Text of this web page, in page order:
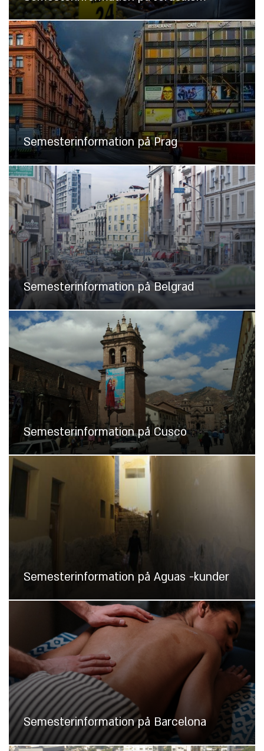
Semesterinformation på Prag
Semesterinformation på Belgrad
Semesterinformation på Cusco
Semesterinformation på Aguas -kunder
Semesterinformation på Barcelona